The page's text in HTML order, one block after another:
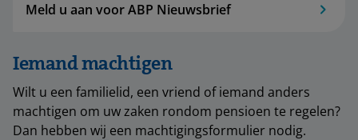
Meld u aan voor ABP Nieuwsbrief
Iemand machtigen
Wilt u een familielid, een vriend of iemand anders
machtigen om uw zaken rondom pensioen te regelen?
Dan hebben wij een machtigingsformulier nodig.